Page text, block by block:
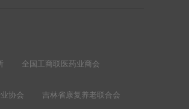
全国工商联医药业商会
协会
吉林省康复养老联合会